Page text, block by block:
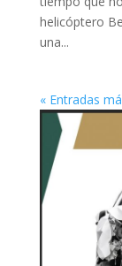
helicóptero
una...
« Entradas